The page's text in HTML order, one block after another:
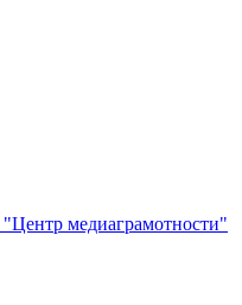
медиаграмотности"